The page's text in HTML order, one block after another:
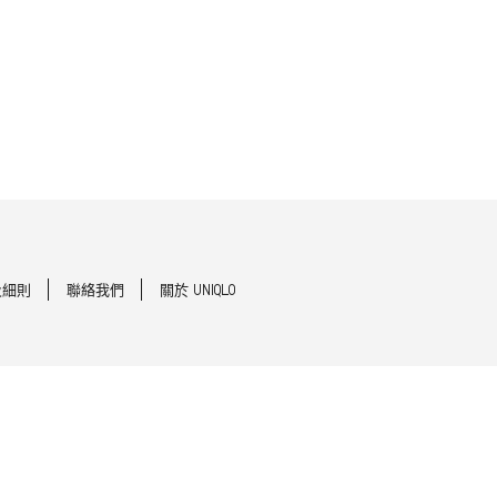
則 聯絡我們 關於 UNIQLO